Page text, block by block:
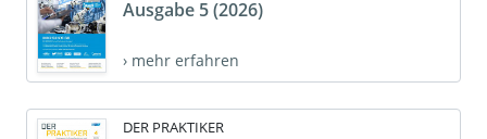
Ausgabe 5 (2026)
› mehr erfahren
DER PRAKTIKER